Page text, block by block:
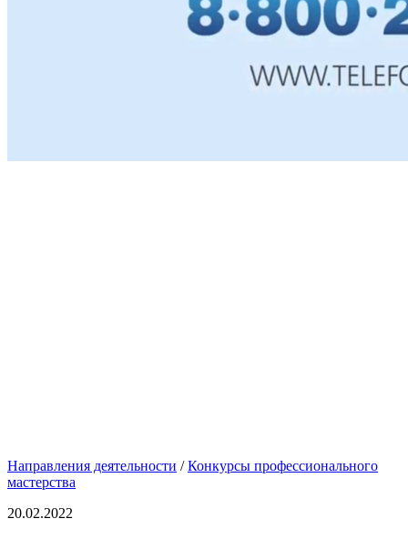
Направления деятельности /Конкурсы профессионального
мастерства
20.02.2022